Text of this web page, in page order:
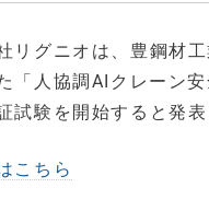
リグニオは、豊鋼材
「人協調AIクレーン
試験を開始すると発表
こちら